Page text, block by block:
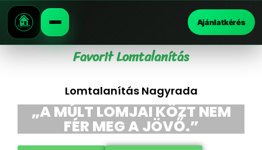
Ajánlatkérés
Favorit Lomtalanítás
Lomtalanítás Nagyrada
„A MÚLT LOMJAI KÖZT NEM
FÉR MEG A JÖVŐ.”